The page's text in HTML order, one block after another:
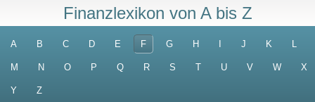
Finanzlexikon von A bis Z
A B C D E F G H J K L
M N O P Q R S T U V W X
Y Z